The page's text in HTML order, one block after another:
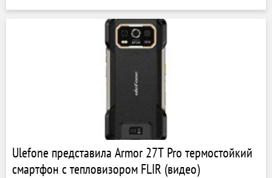
Ulefone представила Armor 27T Pro термостойкий
смартфон с тепловизором FLIR (видео)